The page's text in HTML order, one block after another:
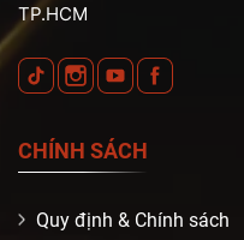
TP.HCM
CHÍNH SÁCH
Quy định & Chính sách